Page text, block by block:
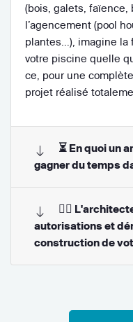
(bois, galets,
l’agencement (pool
plantes…), imagine la
votre piscine quelle
ce, pour une
projet réalisé
⏳ En quoi un
gagner du temps
👨‍⚖️
autorisations et
construction de